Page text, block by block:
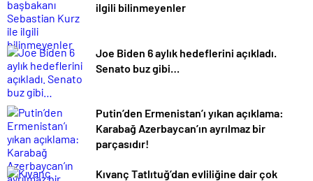
ilgili bilinmeyenler
Joe Biden 6 aylık hedeflerini açıkladı.
Senato buz gibi…
Putin’den Ermenistan’ı yıkan açıklama:
Karabağ Azerbaycan’ın ayrılmaz bir
parçasıdır!
Kıvanç Tatlıtuğ’dan evliliğine dair çok